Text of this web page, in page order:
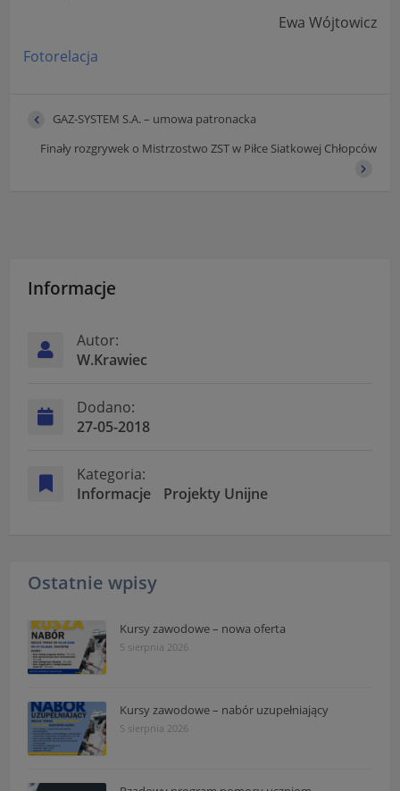
Ewa Wójtowicz
Fotorelacja
GAZ-SYSTEM S.A. – umowa patronacka
Finały rozgrywek o Mistrzostwo ZST w Piłce Siatkowej Chłopców
Informacje
Autor:
W.Krawiec
Dodano:
27-05-2018
Kategoria:
Informacje
Projekty Unijne
Ostatnie wpisy
Kursy zawodowe – nowa oferta
5 sierpnia 2026
Kursy zawodowe – nabór uzupełniający
5 sierpnia 2026